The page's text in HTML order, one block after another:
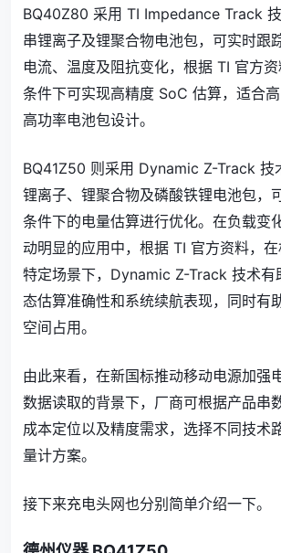
BQ40Z80 采用 TI Impedance Track
串锂离子及锂聚合物电池包，可实时跟
电流、温度及阻抗变化，根据 TI 官方
条件下可实现高精度 SoC 估算，适合高
高功率电池包设计。
BQ41Z50 则采用 Dynamic Z-Track 技
锂离子、锂聚合物及磷酸铁锂电池包，
条件下的电量估算进行优化。在负载变
动明显的应用中，根据 TI 官方资料，
特定场景下，Dynamic Z-Track 技术有
态估算准确性和系统续航表现，同时有
空间占用。
由此来看，在新国标推动移动电源加强
数据读取的背景下，厂商可根据产品串
成本定位以及精度需求，选择不同技术
量计方案。
接下来充电头网也分别简单介绍一下。